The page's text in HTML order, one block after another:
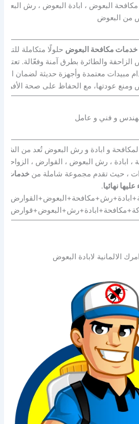
البعوض ، ابادة البعوض ، رش
من البعوض
خدمات مكافحة البعوض حلولًا متكاملة
الزاحفة والطائرة بطرق آمنة وفعّالة.
مبيدات معتمدة وأجهزة حديثة لضمان
ومنع عودتها، مع الحفاظ على صحة الأفراد
لمكافحة و ابادة و رش البعوض تُعد من
، ابادة ، رش البعوض ، القوارض ، الزواحف
، حيث تقدم مجموعة شاملة من خدمات
عليها نهائيا.